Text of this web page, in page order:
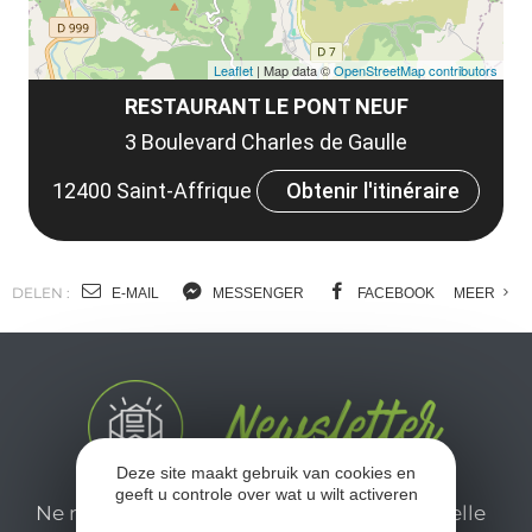
RESTAURANT LE PONT NEUF
3 Boulevard Charles de Gaulle
12400 Saint-Affrique
Obtenir l'itinéraire
Leaflet | Map data ©OpenStreetMap contributors
DELEN : E-MAIL MESSENGER FACEBOOK MEER
Ne manquez pas notre newsletter mensuelle
Deze site maakt gebruik van cookies en
geeft u controle over wat u wilt activeren